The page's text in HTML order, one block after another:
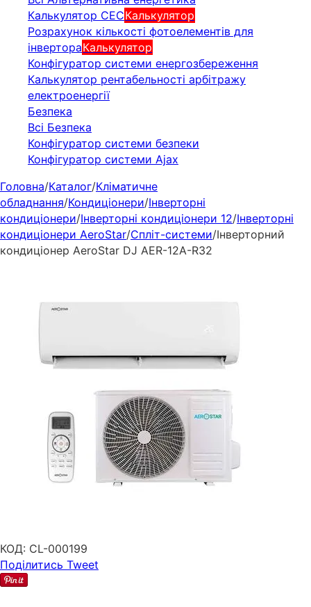
Калькулятор СЕСКалькулятор
Розрахунок кількості фотоелементів для
інвертораКалькулятор
Конфігуратор системи енергозбереження
Калькулятор рентабельності арбітражу
електроенергії
Безпека
Всі Безпека
Конфігуратор системи безпеки
Конфігуратор системи Ajax
Головна/Каталог/Кліматичне
обладнання/Кондиціонери/Інверторні
кондиціонери/Інверторні кондиціонери 12/Інверторні
кондиціонери AeroStar/Спліт-системи/Інверторний
кондиціонер AeroStar DJ AER-12A-R32
КОД: CL-000199
Поділитись Tweet